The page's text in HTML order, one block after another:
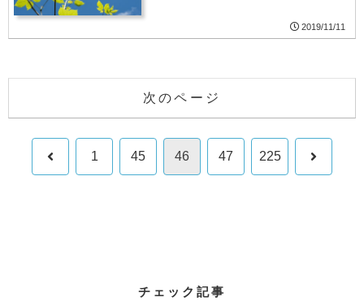
2019/11/11
次のページ
前 1 45 46 47 225 次
チェック記事